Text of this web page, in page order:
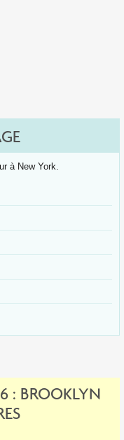
à New York.
: BROOKLYN